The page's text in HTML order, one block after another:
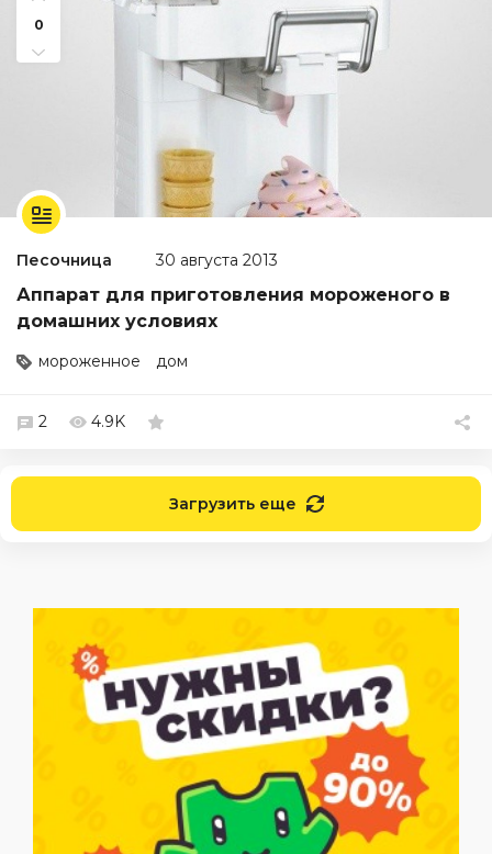
0
Песочница 30 августа 2013
Аппарат для приготовления мороженого в
домашних условиях
мороженное дом
2 4.9K
Загрузить еще